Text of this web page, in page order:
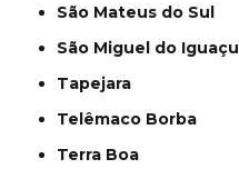
São Mateus do Sul
São Miguel do Iguaçu
Tapejara
Telêmaco Borba
Terra Boa